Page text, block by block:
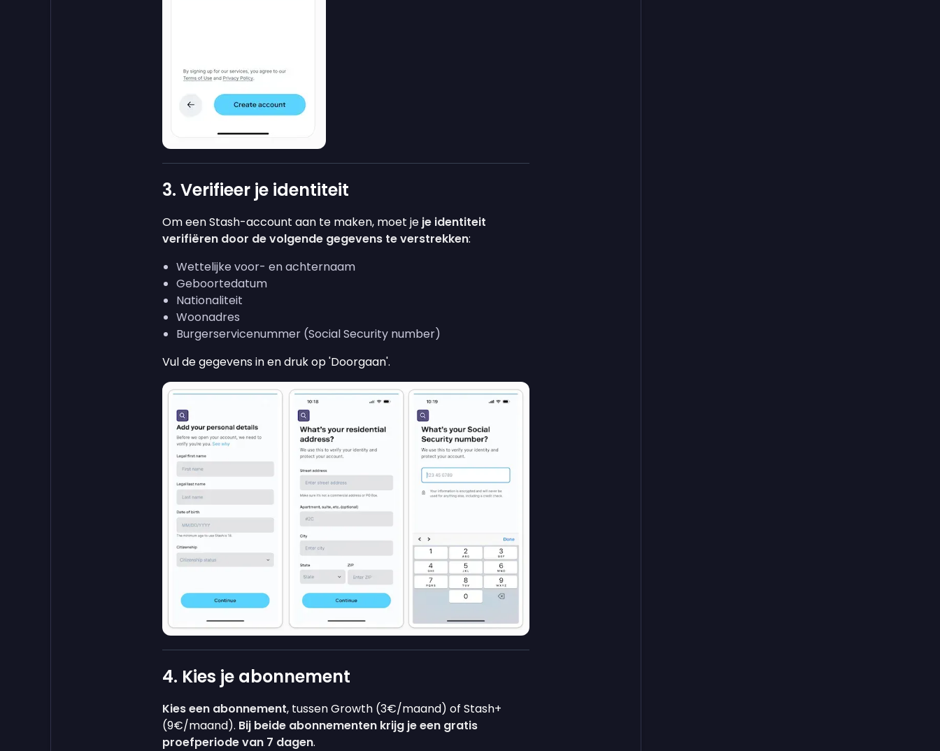
3. Verifieer je identiteit
Om een Stash-account aan te maken, moet je je identiteit
verifiëren door de volgende gegevens te verstrekken:
Wettelijke voor- en achternaam
Geboortedatum
Nationaliteit
Woonadres
Burgerservicenummer (Social Security number)
Vul de gegevens in en druk op 'Doorgaan'.
4. Kies je abonnement
Kies een abonnement, tussen Growth (3€/maand) of Stash+
(9€/maand). Bij beide abonnementen krijg je een gratis
proefperiode van 7 dagen.